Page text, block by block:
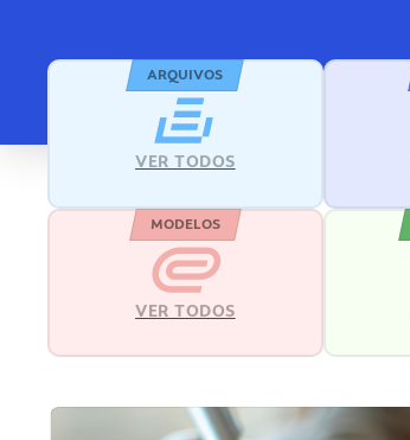
ARQUIVOS
VER TODOS
MODELOS
VER TODOS